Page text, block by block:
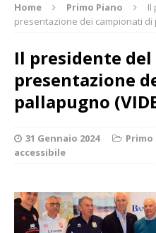
Home Primo Piano
Il
presentazione dei campionati di
Il presidente
presentazione
pallapugno
31 Gennaio 2024 Primo
accessibile